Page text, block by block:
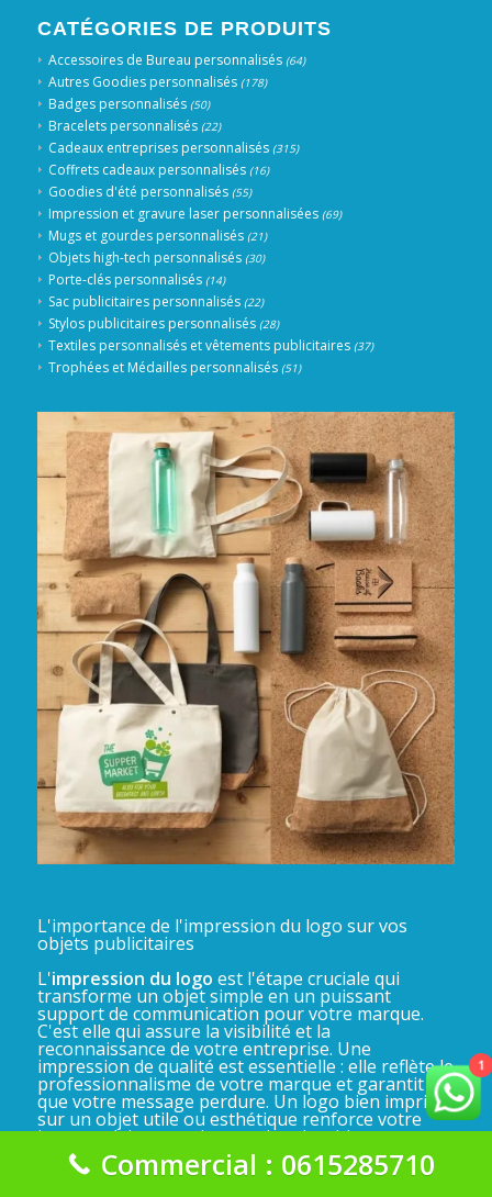
CATÉGORIES DE PRODUITS
Accessoires de Bureau personnalisés (64)
Autres Goodies personnalisés (178)
Badges personnalisés (50)
Bracelets personnalisés (22)
Cadeaux entreprises personnalisés (315)
Coffrets cadeaux personnalisés (16)
Goodies d'été personnalisés (55)
Impression et gravure laser personnalisées (69)
Mugs et gourdes personnalisés (21)
Objets high-tech personnalisés (30)
Porte-clés personnalisés (14)
Sac publicitaires personnalisés (22)
Stylos publicitaires personnalisés (28)
Textiles personnalisés et vêtements publicitaires (37)
Trophées et Médailles personnalisés (51)
L'importance de l'impression du logo sur vos
objets publicitaires
L'impression du logo est l'étape cruciale qui
transforme un objet simple en un puissant
support de communication pour votre marque.
C'est elle qui assure la visibilité et la
reconnaissance de votre entreprise. Une
impression de qualité est essentielle : elle reflète le
professionnalisme de votre marque et garantit
que votre message perdure. Un logo bien imprimé
sur un objet utile ou esthétique renforce votre
image et laisse une impression durable sur vos
clients, partenaires et collaborateurs.
1
Commercial : 0615285710